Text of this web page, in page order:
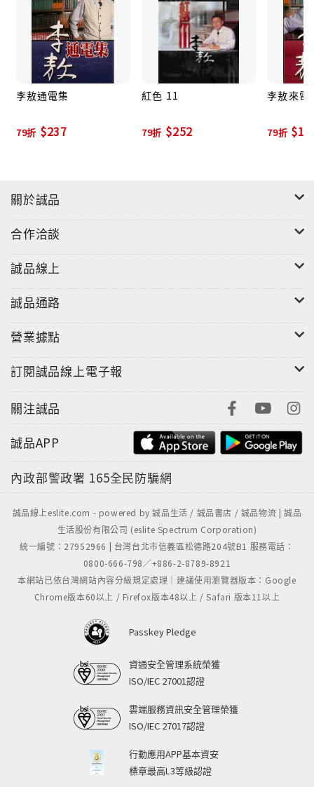
李敖通電集
79折 $237
紅色 11
79折 $252
李敖來電
79折
關於誠品
合作洽談
誠品線上
誠品通路
營業據點
訂閱誠品線上電子報
關注誠品
誠品APP
內政部警政署 165全民防騙網
誠品線上eslite.com - powered by 誠品生活 / 誠品書店 / 誠品物流 | 誠品
生活股份有限公司 (eslite Spectrum Corporation)
統一編號：27952966 | 台灣台北市信義區松德路204號B1 服務電話：
0800-666-798／+886-2-8789-8921
本網站已依台灣網站內容分級規定處理｜建議使用瀏覽器版本：Google
Chrome版本60以上 / Firefox版本48以上 / Safari 版本11以上
Passkey Pledge
資通安全管理系統榮獲
ISO/IEC 27001認證
雲端服務資訊安全管理榮獲
ISO/IEC 27017認證
行動應用APP基本資安
標章最高L3等級認證